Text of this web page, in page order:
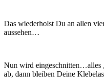
Das wiederholst Du an allen
aussehen…
Nun wird eingeschnitten…alles
ab, dann bleiben Deine